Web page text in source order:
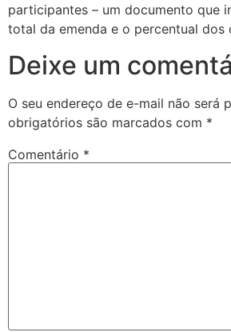
participantes – um documento que
total da emenda e o percentual dos
Deixe um
O seu endereço de e-mail não será
obrigatórios são marcados com *
Comentário *